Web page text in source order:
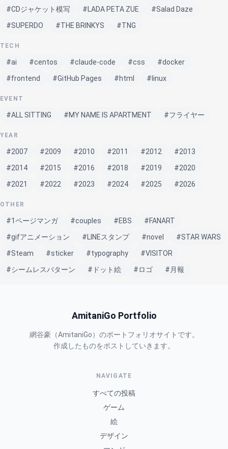
#CDジャケット模写
#LADA PETA ZUE
#Salad Daze
#SUPERDO
#THE BRINKYS #TNG
TECH
#ai #centos #claude-code #css
#docker
#frontend
#GitHub Pages #html #linux
EVENT
#ALL SITTING #MY NAME IS APARTMENT #フライヤー
YEAR
#2007 #2009 #2010 #2011 #2012
#2013
#2014
#2015 #2016 #2018 #2019
#2020
#2021
#2022 #2023 #2024 #2025 #2026
OTHER
#1ページマンガ #couples #EBS
#FANART
#gifアニメーション
#LINEスタンプ #novel
#STAR WARS
#Steam
#sticker #typography
#VISITOR
#シームレスパターン
#ドット絵 #ロゴ #月報
AmitaniGo Portfolio
網谷豪（AmitaniGo）のポートフォリオサイトです。
作成したものをポストしていきます。
NAVIGATE
すべての投稿
ゲーム
絵
デザイン